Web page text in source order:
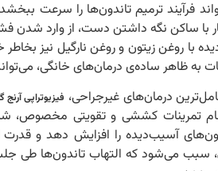
فرآیند ترمیم تاندون‌ها را سرعت
با ساکن نگه داشتن دست، از وارد شدن
با روغن زیتون و روغن نارگیل نیز
ظاهر ساده‌ی درمان‌های خانگی،
درمان‌های غیرجراحی، فیزیوتراپی آرنج
تمرینات کششی و تقویتی مخصوص،
آسیب‌دیده را افزایش دهد و قدرت
، سبب می‌شود که التهاب تاندون‌ها طی